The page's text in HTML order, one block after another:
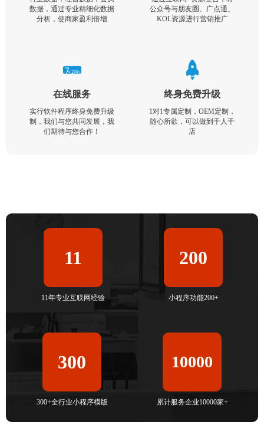
数据，通过专业精细化数据
分析，使商家盈利倍增
公众号与朋友圈、广点通、
KOL资源进行营销推广
在线服务
实行软件程序终身免费升级
制，我们与您共同发展，我
们期待与您合作！
终身免费升级
1对1专属定制，OEM定制，
随心所欲，可以做到千人千
店
11
11年专业互联网经验
200
小程序功能200+
300
300+全行业小程序模版
10000
累计服务企业10000家+